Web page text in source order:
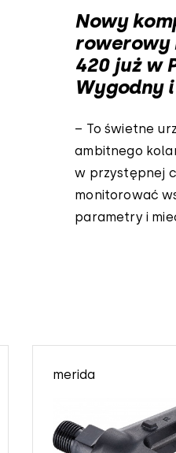
Nowy
rowerowy
420 już w
Wygodny
– To świetne
ambitnego
w przystępnej
monitorować
parametry i
merida